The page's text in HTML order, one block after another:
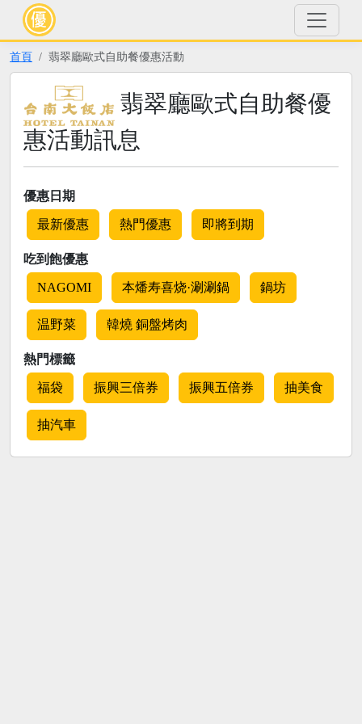
首頁 翡翠廳歐式自助餐優惠活動
翡翠廳歐式自助餐優
惠活動訊息
優惠日期
最新優惠 熱門優惠 即將到期
吃到飽優惠
NAGOMI 本燔寿喜烧·涮涮鍋 鍋坊
温野菜 韓燒 銅盤烤肉
熱門標籤
福袋 振興三倍券 振興五倍券 抽美食
抽汽車